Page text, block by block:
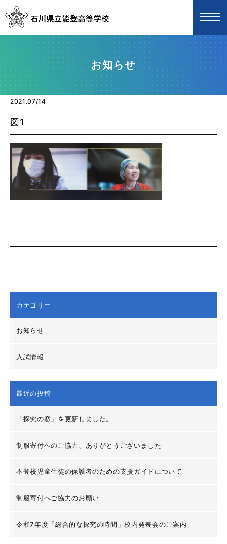
お知らせ
2021.07/14
図1
カテゴリー
お知らせ
入試情報
最近の投稿
「探究の窓」を更新しました。
制服寄付へのご協力、ありがとうございました
不登校児童生徒の保護者のための支援ガイドについて
制服寄付へご協力のお願い
令和7年度「総合的な探究の時間」校内発表会のご案内